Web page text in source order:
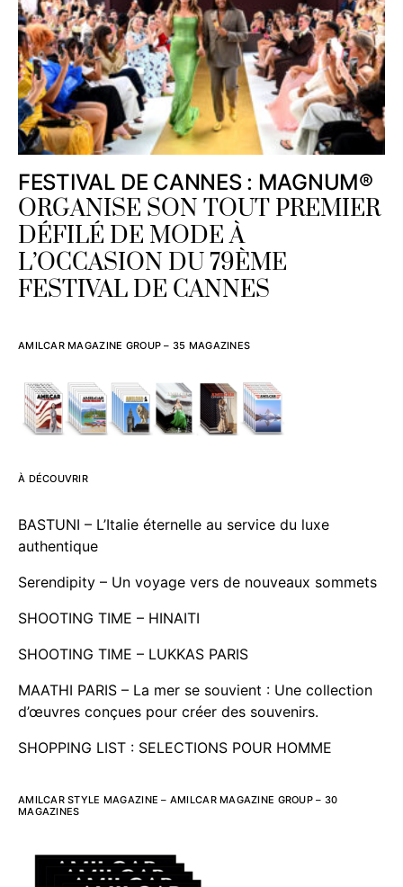
FESTIVAL DE CANNES : MAGNUM®
ORGANISE SON TOUT PREMIER
DÉFILÉ DE MODE À
L’OCCASION DU 79ÈME
FESTIVAL DE CANNES
AMILCAR MAGAZINE GROUP – 35 MAGAZINES
À DÉCOUVRIR
BASTUNI – L’Italie éternelle au service du luxe
authentique
Serendipity – Un voyage vers de nouveaux sommets
SHOOTING TIME – HINAITI
SHOOTING TIME – LUKKAS PARIS
MAATHI PARIS – La mer se souvient : Une collection
d’œuvres conçues pour créer des souvenirs.
SHOPPING LIST : SELECTIONS POUR HOMME
AMILCAR STYLE MAGAZINE – AMILCAR MAGAZINE GROUP – 30
MAGAZINES